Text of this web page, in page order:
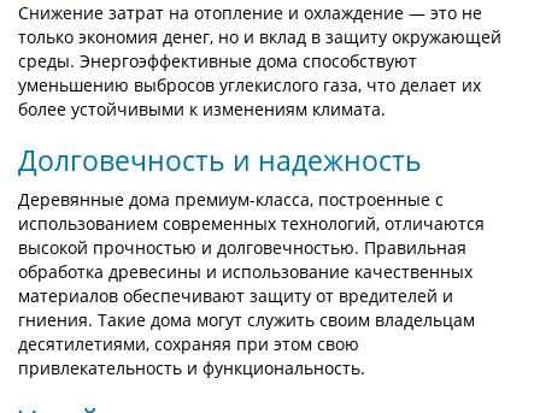
Снижение затрат на отопление и охлаждение — это не
только экономия денег, но и вклад в защиту окружающей
среды. Энергоэффективные дома способствуют
уменьшению выбросов углекислого газа, что делает их
более устойчивыми к изменениям климата.
Долговечность и надежность
Деревянные дома премиум-класса, построенные с
использованием современных технологий, отличаются
высокой прочностью и долговечностью. Правильная
обработка древесины и использование качественных
материалов обеспечивают защиту от вредителей и
гниения. Такие дома могут служить своим владельцам
десятилетиями, сохраняя при этом свою
привлекательность и функциональность.